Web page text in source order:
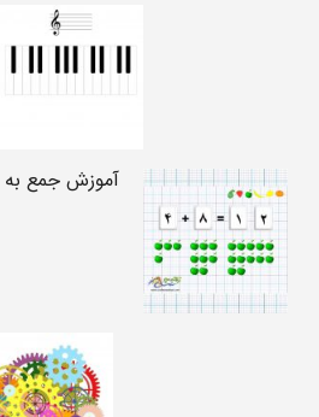
آموزش جمع به